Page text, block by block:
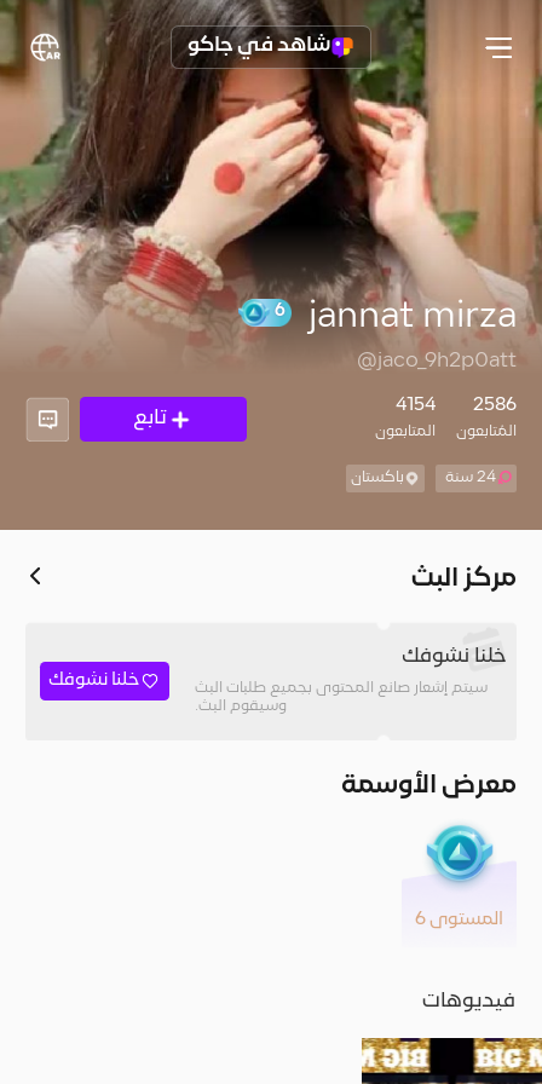
شاهد في جاكو
jannat mirza
@jaco_9h2p0att
2586
المُتابعون
4154
المتابعون
تابع
24 سنة باكستان
مركز البث
خلنا نشوفك
سيتم إشعار صانع المحتوى بجميع طلبات البث
وسيقوم البث.
خلنا نشوفك
معرض الأوسمة
المستوى 6
فيديوهات